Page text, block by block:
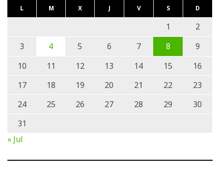
L M X J V S D
1
2
3
4 5 6 7 8
9
10
11 12 13 14 15
16
17
18 19 20 21 22
23
24
25 26 27 28 29
30
31
« Jul